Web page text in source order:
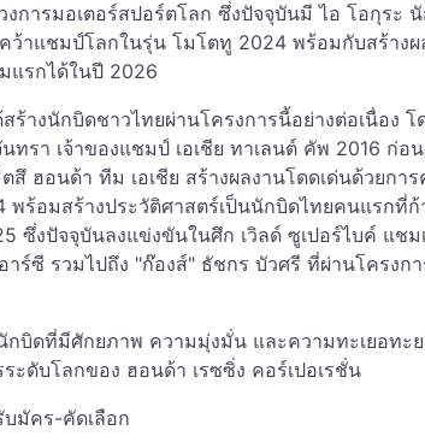
งการมอเตอร์สปอร์ตโลก ซึ่งปัจจุบันมี ไอ โอกุระ
ว้าแชมป์โลกในรุ่น โมโตทู 2024 พร้อมกับสร้างผ
แรกได้ในปี 2026
ร้างนักบิดชาวไทยผ่านโครงการนี้อย่างต่อเนื่อง
ทรา เจ้าของแชมป์ เอเชีย ทาเลนต์ คัพ 2016 ก่
สึ ฮอนด้า ทีม เอเชีย สร้างผลงานโดดเด่นด้วยกา
พร้อมสร้างประวัติศาสตร์เป็นนักบิดไทยคนแรกที่
ซึ่งปัจจุบันลงแข่งขันในศึก เวิลด์ ซูเปอร์ไบค์ แช
าร์ซี รวมไปถึง "ก๊องส์" ธัชกร บัวศรี ที่ผ่านโครง
กบิดที่มีศักยภาพ ความมุ่งมั่น และความทะเยอทะ
ะดับโลกของ ฮอนด้า เรซซิ่ง คอร์เปอเรชั่น
บมัคร-คัดเลือก